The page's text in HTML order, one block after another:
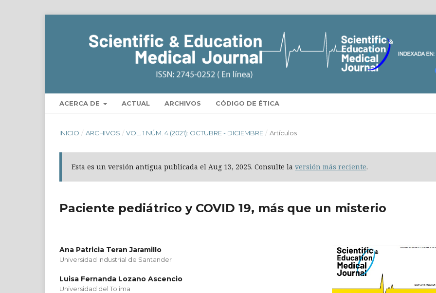
ACERCA DE ACTUAL ARCHIVOS CÓDIGO DE ÉTICA
INICIO / ARCHIVOS / VOL. 1 NÚM. 4 (2021): OCTUBRE - DICIEMBRE / Artículos
Esta es un versión antigua publicada el Aug 13, 2025. Consulte la versión más reciente.
Paciente pediátrico y COVID 19, más que un misterio
Ana Patricia Teran Jaramillo
Universidad Industrial de Santander
Luisa Fernanda Lozano Ascencio
Universidad del Tolima